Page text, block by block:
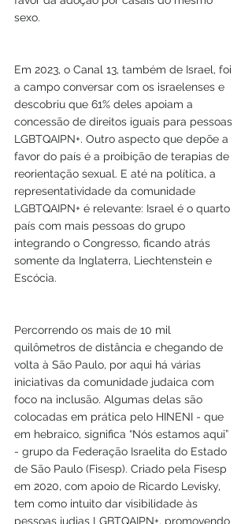
sexo.
Em 2023, o Canal 13, também de Israel, foi
a campo conversar com os israelenses e
descobriu que 61% deles apoiam a
concessão de direitos iguais para pessoas
LGBTQAIPN+. Outro aspecto que depõe a
favor do país é a proibição de terapias de
reorientação sexual. E até na política, a
representatividade da comunidade
LGBTQAIPN+ é relevante: Israel é o quarto
país com mais pessoas do grupo
integrando o Congresso, ficando atrás
somente da Inglaterra, Liechtenstein e
Escócia.
Percorrendo os mais de 10 mil
quilômetros de distância e chegando de
volta à São Paulo, por aqui há várias
iniciativas da comunidade judaica com
foco na inclusão. Algumas delas são
colocadas em prática pelo HINENI - que
em hebraico, significa “Nós estamos aqui”
- grupo da Federação Israelita do Estado
de São Paulo (Fisesp). Criado pela Fisesp
em 2020, com apoio de Ricardo Levisky,
tem como intuito dar visibilidade às
pessoas judias LGBTQAIPN+, promovendo